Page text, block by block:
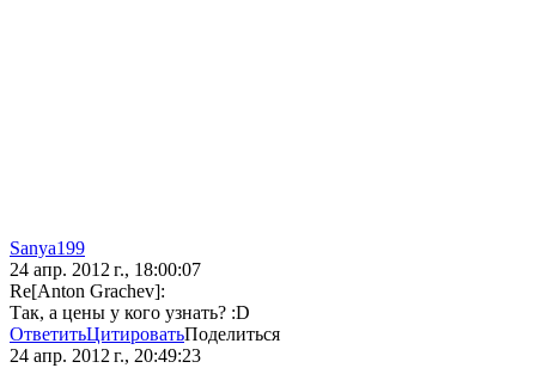
Sanya199
24 апр. 2012 г., 18:00:07
Re[Anton Grachev]:
Так, а цены у кого узнать? :D
ОтветитьЦитироватьПоделиться
24 апр. 2012 г., 20:49:23